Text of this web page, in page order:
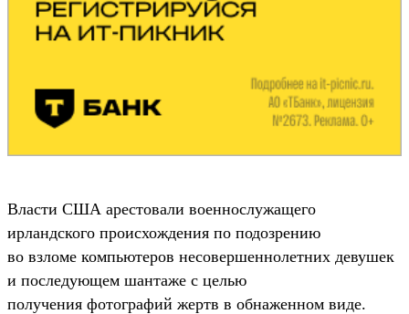
Власти США арестовали военнослужащего
ирландского происхождения по подозрению
во взломе компьютеров несовершеннолетних девушек
и последующем шантаже с целью
получения фотографий жертв в обнаженном виде.